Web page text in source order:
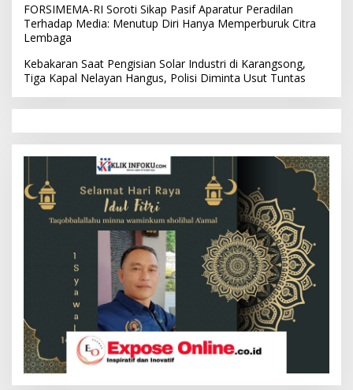
FORSIMEMA-RI Soroti Sikap Pasif Aparatur Peradilan
Terhadap Media: Menutup Diri Hanya Memperburuk Citra
Lembaga
Kebakaran Saat Pengisian Solar Industri di Karangsong,
Tiga Kapal Nelayan Hangus, Polisi Diminta Usut Tuntas